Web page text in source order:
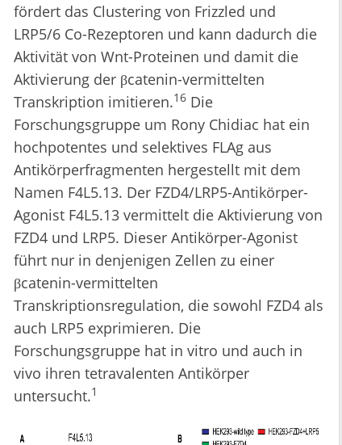
fördert das Clustering von Frizzled und
LRP5/6 Co-Rezeptoren und kann dadurch die
Aktivität von Wnt-Proteinen und damit die
Aktivierung der βcatenin-vermittelten
Transkription imitieren.16 Die
Forschungsgruppe um Rony Chidiac hat ein
hochpotentes und selektives FLAg aus
Antikörperfragmenten hergestellt mit dem
Namen F4L5.13. Der FZD4/LRP5-Antikörper-
Agonist F4L5.13 vermittelt die Aktivierung von
FZD4 und LRP5. Dieser Antikörper-Agonist
führt nur in denjenigen Zellen zu einer
βcatenin-vermittelten
Transkriptionsregulation, die sowohl FZD4 als
auch LRP5 exprimieren. Die
Forschungsgruppe hat in vitro und auch in
vivo ihren tetravalenten Antikörper
untersucht.1